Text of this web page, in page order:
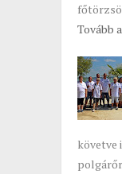
Tovább
követve